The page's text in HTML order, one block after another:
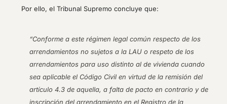
Por ello, el Tribunal Supremo concluye que:
“Conforme a este régimen legal común respecto de los
arrendamientos no sujetos a la LAU o respeto de los
arrendamientos para uso distinto al de vivienda cuando
sea aplicable el Código Civil en virtud de la remisión del
artículo 4.3 de aquella, a falta de pacto en contrario y de
inscripción del arrendamiento en el Registro de la